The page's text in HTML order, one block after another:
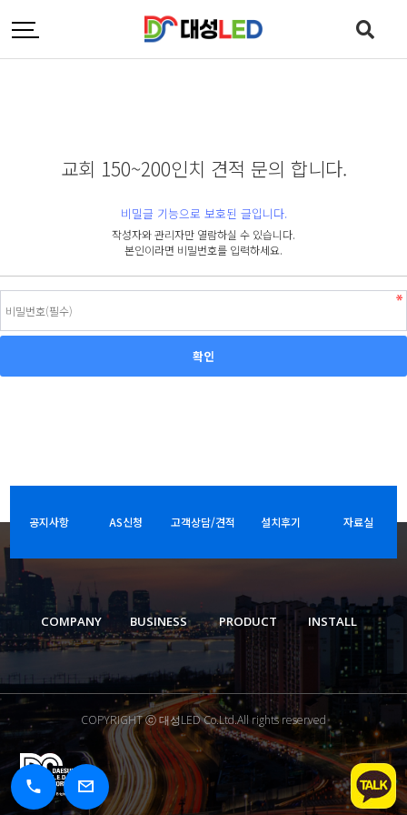
교회 150~200인치 견적 문의 합니다.
비밀글 기능으로 보호된 글입니다.
작성자와 관리자만 열람하실 수 있습니다.
본인이라면 비밀번호를 입력하세요.
공지사항 AS신청 고객상담/견적 설치후기 자료실
COMPANY BUSINESS PRODUCT INSTALL
COPYRIGHT ⓒ 대성LED Co.Ltd.All rights reserved